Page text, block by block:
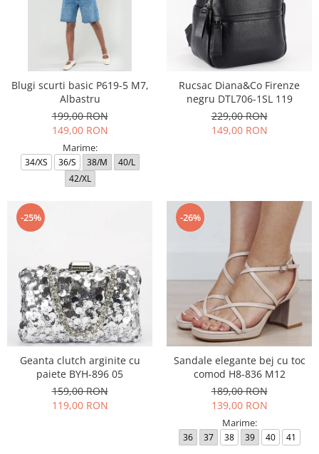
Blugi scurti basic P619-5 M7,
Albastru
199,00 RON
149,00 RON
Marime:
34/XS 36/S 38/M
40/L
42/XL
Rucsac Diana&Co Firenze
negru DTL706-1SL 119
229,00 RON
149,00 RON
-25%
Geanta clutch arginite cu
paiete BYH-896 05
159,00 RON
119,00 RON
-26%
Sandale elegante bej cu toc
comod H8-836 M12
189,00 RON
139,00 RON
Marime:
36 37 38 39 40 41